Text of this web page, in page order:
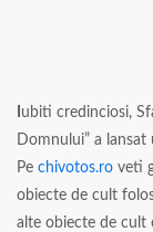
ubiti credinciosi,
Domnului” a
Pe chivotos.ro veti
obiecte de cult
alte obiecte de cult